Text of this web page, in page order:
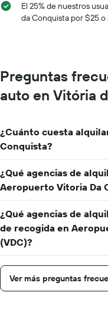
El 25% de nuestros
da Conquista por $25 o
Preguntas
auto en Vitória
¿Cuánto cuesta
Conquista?
¿Qué agencias de
Aeropuerto Vitoria Da
¿Qué agencias de
de recogida en
(VDC)?
Ver más preguntas